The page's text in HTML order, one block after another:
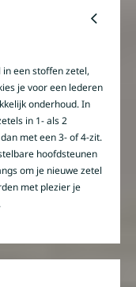
een stoffen zetel,
je voor een lederen
onderhoud. In
in 1- als 2
met een 3- of 4-zit.
hoofdsteunen
om je nieuwe zetel
met plezier je